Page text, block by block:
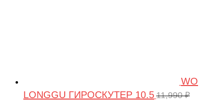
WO
LONGGU ГИРОСКУТЕР 10.5 11,990₽